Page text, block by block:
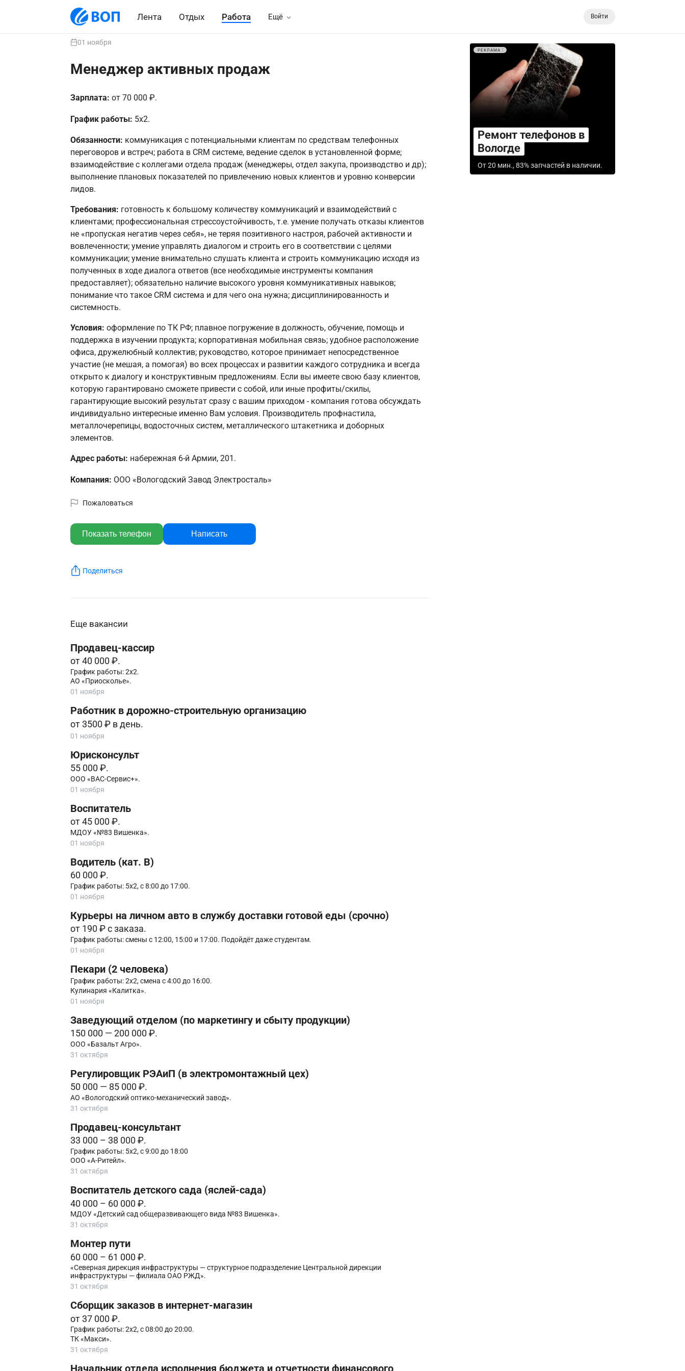
Лента Отдых Работа Ещё Войти
01 ноября
Менеджер активных продаж
Зарплата: от 70 000 ₽.
График работы: 5х2.
Обязанности: коммуникация с потенциальными клиентам по средствам телефонных
переговоров и встреч; работа в CRM системе, ведение сделок в установленной форме;
взаимодействие с коллегами отдела продаж (менеджеры, отдел закупа, производство и др);
выполнение плановых показателей по привлечению новых клиентов и уровню конверсии
лидов.
Требования: готовность к большому количеству коммуникаций и взаимодействий с
клиентами; профессиональная стрессоустойчивость, т.е. умение получать отказы клиентов
не «пропуская негатив через себя», не теряя позитивного настроя, рабочей активности и
вовлеченности; умение управлять диалогом и строить его в соответствии с целями
коммуникации; умение внимательно слушать клиента и строить коммуникацию исходя из
полученных в ходе диалога ответов (все необходимые инструменты компания
предоставляет); обязательно наличие высокого уровня коммуникативных навыков;
понимание что такое CRM система и для чего она нужна; дисциплинированность и
системность.
Условия: оформление по ТК РФ; плавное погружение в должность, обучение, помощь и
поддержка в изучении продукта; корпоративная мобильная связь; удобное расположение
офиса, дружелюбный коллектив; руководство, которое принимает непосредственное
участие (не мешая, а помогая) во всех процессах и развитии каждого сотрудника и всегда
открыто к диалогу и конструктивным предложениям. Если вы имеете свою базу клиентов,
которую гарантировано сможете привести с собой, или иные профиты/скилы,
гарантирующие высокий результат сразу с вашим приходом - компания готова обсуждать
индивидуально интересные именно Вам условия. Производитель профнастила,
металлочерепицы, водосточных систем, металлического штакетника и доборных
элементов.
Адрес работы: набережная 6-й Армии, 201.
Компания: ООО «Вологодский Завод Электросталь»
Пожаловаться
Показать телефон Написать
Поделиться
РЕКЛАМА
Ремонт телефонов в
Вологде
От 20 мин., 83% запчастей в наличии.
Еще вакансии
Продавец-кассир
от 40 000 ₽.
График работы: 2х2.
АО «Приосколье».
01 ноября
Работник в дорожно-строительную организацию
от 3500 ₽ в день.
01 ноября
Юрисконсульт
55 000 ₽.
ООО «ВАС-Сервис+».
01 ноября
Воспитатель
от 45 000 ₽.
МДОУ «№83 Вишенка».
01 ноября
Водитель (кат. B)
60 000 ₽.
График работы: 5х2, с 8:00 до 17:00.
01 ноября
Курьеры на личном авто в службу доставки готовой еды (срочно)
от 190 ₽ с заказа.
График работы: смены с 12:00, 15:00 и 17:00. Подойдёт даже студентам.
01 ноября
Пекари (2 человека)
График работы: 2х2, смена с 4:00 до 16:00.
Кулинария «Калитка».
01 ноября
Заведующий отделом (по маркетингу и сбыту продукции)
150 000 — 200 000 ₽.
ООО «Базальт Агро».
31 октября
Регулировщик РЭАиП (в электромонтажный цех)
50 000 — 85 000 ₽.
АО «Вологодский оптико-механический завод».
31 октября
Продавец-консультант
33 000 – 38 000 ₽.
График работы: 5х2, с 9:00 до 18:00
ООО «А-Ритейл».
31 октября
Воспитатель детского сада (яслей-сада)
40 000 – 60 000 ₽.
МДОУ «Детский сад общеразвивающего вида №83 Вишенка».
31 октября
Монтер пути
60 000 – 61 000 ₽.
«Северная дирекция инфраструктуры — структурное подразделение Центральной дирекции
инфраструктуры — филиала ОАО РЖД».
31 октября
Сборщик заказов в интернет-магазин
от 37 000 ₽.
График работы: 2x2, с 08:00 до 20:00.
ТК «Макси».
31 октября